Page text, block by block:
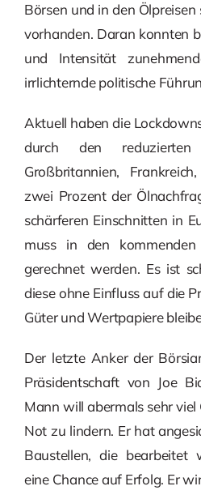
Börsen und in den
vorhanden. Daran konnten
und Intensität
irrlichternde politische
Aktuell haben die
durch den reduzierten
Großbritannien,
zwei Prozent der
schärferen Einschnitten in
muss in den
gerechnet werden. Es ist
diese ohne Einfluss auf die
Güter und Wertpapiere
Der letzte Anker der
Präsidentschaft von Joe
Mann will abermals sehr viel
Not zu lindern. Er hat
Baustellen, die bearbeitet
eine Chance auf Erfolg. Er